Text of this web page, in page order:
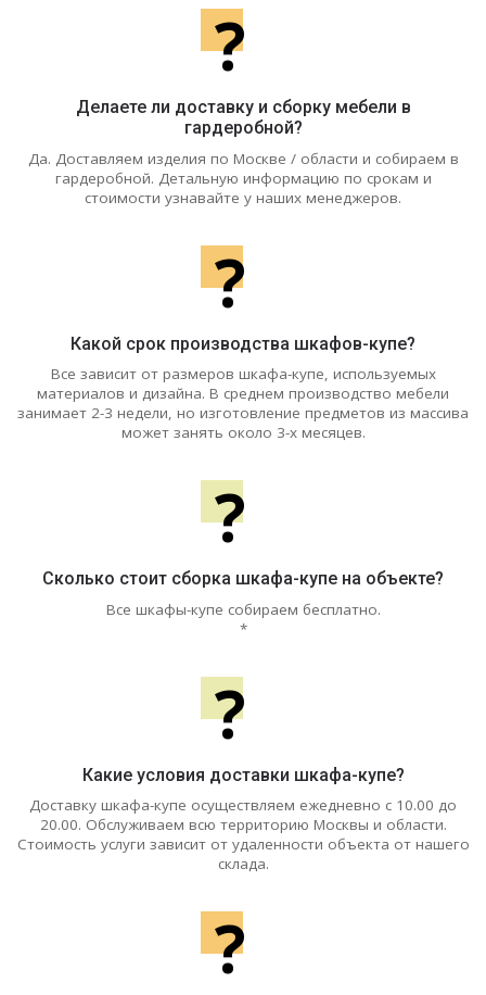
?
Делаете ли доставку и сборку мебели в
гардеробной?
Да. Доставляем изделия по Москве / области и собираем в
гардеробной. Детальную информацию по срокам и
стоимости узнавайте у наших менеджеров.
?
Какой срок производства шкафов-купе?
Все зависит от размеров шкафа-купе, используемых
материалов и дизайна. В среднем производство мебели
занимает 2-3 недели, но изготовление предметов из массива
может занять около 3-х месяцев.
?
Сколько стоит сборка шкафа-купе на объекте?
Все шкафы-купе собираем бесплатно.
*
?
Какие условия доставки шкафа-купе?
Доставку шкафа-купе осуществляем ежедневно с 10.00 до
20.00. Обслуживаем всю территорию Москвы и области.
Стоимость услуги зависит от удаленности объекта от нашего
склада.
?